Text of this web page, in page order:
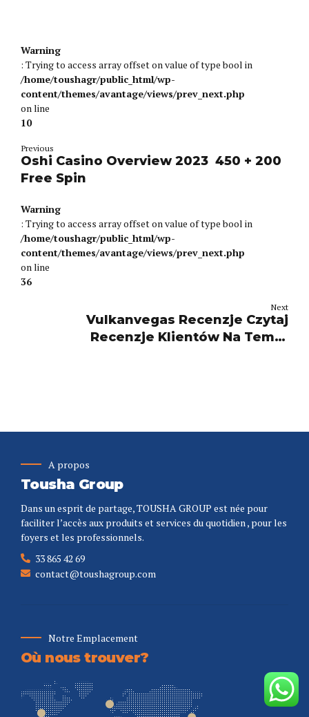
Warning
: Trying to access array offset on value of type bool in
/home/toushagr/public_html/wp-
content/themes/avantage/views/prev_next.php
on line
10
Previous
Oshi Casino Overview 2023 ️ 450 + 200
Free Spin
Warning
: Trying to access array offset on value of type bool in
/home/toushagr/public_html/wp-
content/themes/avantage/views/prev_next.php
on line
36
Next
Vulkanvegas Recenzje Czytaj
Recenzje Klientów Na Temat
A propos
Tousha Group
Dans un esprit de partage, TOUSHA GROUP est née pour
faciliter l’accès aux produits et services du quotidien , pour les
foyers et les professionnels.
33 865 42 69
contact@toushagroup.com
Notre Emplacement
Où nous trouver?